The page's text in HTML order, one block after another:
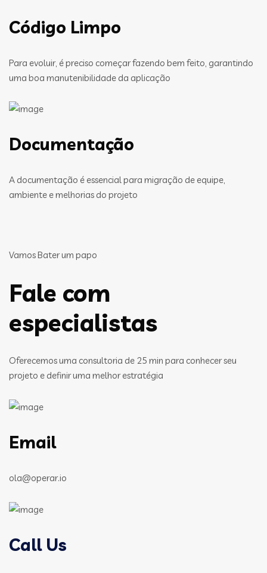
Código Limpo
Para evoluir, é preciso começar fazendo bem feito, garantindo
uma boa manutenibilidade da aplicação
Documentação
A documentação é essencial para migração de equipe,
ambiente e melhorias do projeto
Vamos Bater um papo
Fale com
especialistas
Oferecemos uma consultoria de 25 min para conhecer seu
projeto e definir uma melhor estratégia
Email
ola@operar.io
Call Us